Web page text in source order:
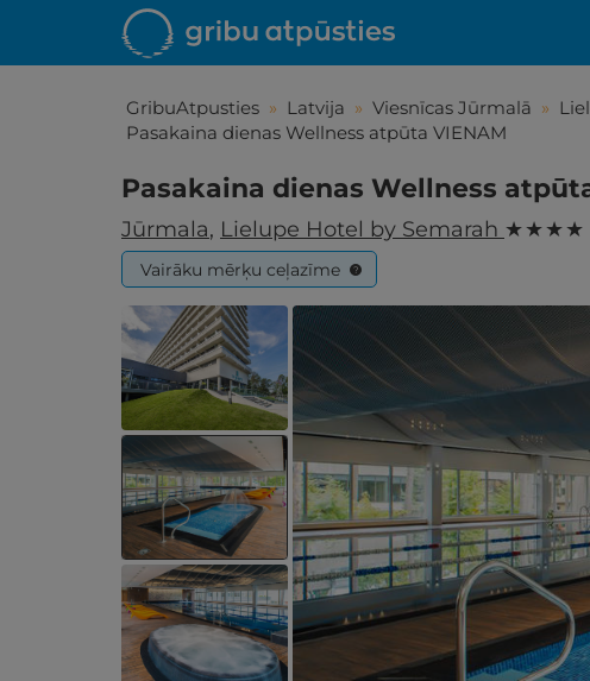
GribuAtpusties » Latvija » Viesnīcas Jūrmalā »
Pasakaina dienas Wellness atpūta VIENAM
Pasakaina dienas Wellness
Jūrmala, Lielupe Hotel by Semarah ★ ★ ★ ★
Vairāku mērķu ceļazīme ?
Iepatikās
Līdz brīnišķīgai